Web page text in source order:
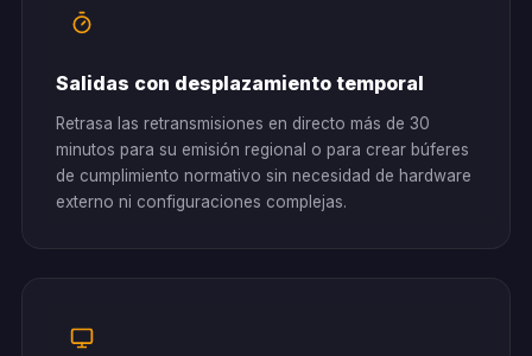
Salidas con desplazamiento temporal
Retrasa las retransmisiones en directo más de 30
minutos para su emisión regional o para crear búferes
de cumplimiento normativo sin necesidad de hardware
externo ni configuraciones complejas.